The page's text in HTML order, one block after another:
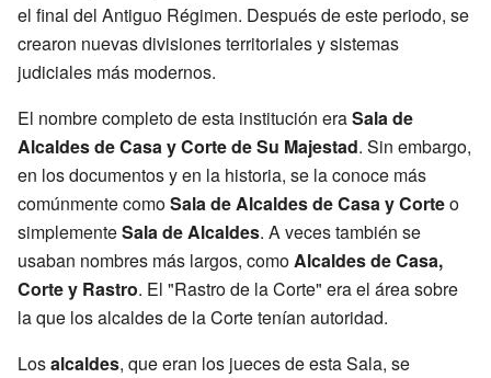
el final del Antiguo Régimen. Después de este periodo, se
crearon nuevas divisiones territoriales y sistemas
judiciales más modernos.
El nombre completo de esta institución eraSala de
Alcaldes de Casa y Corte de Su Majestad. Sin embargo,
en los documentos y en la historia, se la conoce más
comúnmente comoSala de Alcaldes de Casa y Corteo
simplementeSala de Alcaldes. A veces también se
usaban nombres más largos, comoAlcaldes de Casa,
Corte y Rastro. El "Rastro de la Corte" era el área sobre
la que los alcaldes de la Corte tenían autoridad.
Losalcaldes, que eran los jueces de esta Sala, se